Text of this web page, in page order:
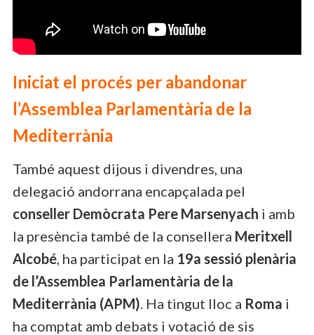
Iniciat el procés per abandonar
l’Assemblea Parlamentària de la
Mediterrània
També aquest dijous i divendres, una
delegació andorrana encapçalada pel
conseller Demòcrata Pere Marsenyach i amb
la presència també de la consellera Meritxell
Alcobé, ha participat en la 19a sessió plenària
de l’Assemblea Parlamentària de la
Mediterrània (APM). Ha tingut lloc a Roma i
ha comptat amb debats i votació de sis